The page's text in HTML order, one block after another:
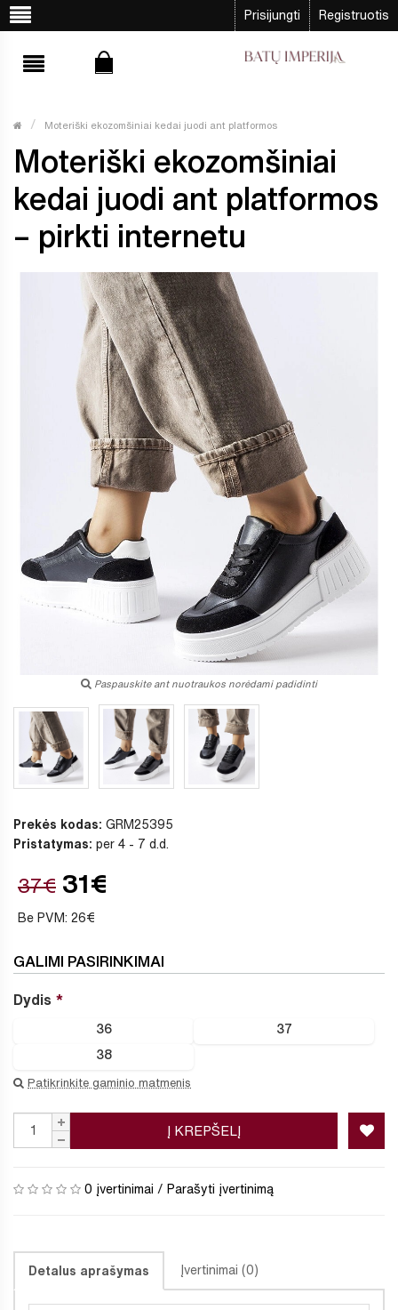
Prisijungti Registruotis
Moteriški ekozomšiniai kedai juodi ant platformos
Moteriški ekozomšiniai
kedai juodi ant platformos
– pirkti internetu
Paspauskite ant nuotraukos norėdami padidinti
Prekės kodas: GRM25395
Pristatymas: per 4 - 7 d.d.
37€ 31€
Be PVM: 26€
GALIMI PASIRINKIMAI
Dydis
36 37
38
Patikrinkite gaminio matmenis
Į KREPŠELĮ
0 įvertinimai / Parašyti įvertinimą
Detalus aprašymas Įvertinimai (0)